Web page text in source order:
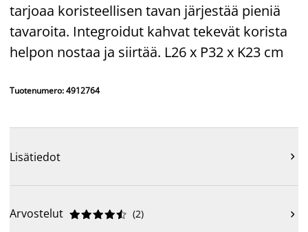
tarjoaa koristeellisen tavan järjestää pieniä
tavaroita. Integroidut kahvat tekevät korista
helpon nostaa ja siirtää. L26 x P32 x K23 cm
Tuotenumero: 4912764
Lisätiedot 
Arvostelut 




 (2) 